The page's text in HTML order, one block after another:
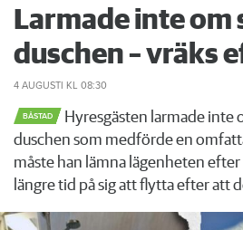
Larmade inte om
duschen – vräks
4 AUGUSTI KL 08:30
BÅSTAD
Hyresgästen larmade inte
duschen som medförde en
måste han lämna lägenheten
längre tid på sig att flytta efter att